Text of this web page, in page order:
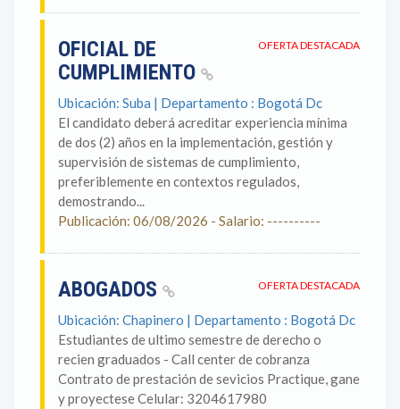
OFERTA DESTACADA
OFICIAL DE
CUMPLIMIENTO
Ubicación: Suba | Departamento : Bogotá Dc
El candidato deberá acreditar experiencia mínima
de dos (2) años en la implementación, gestión y
supervisión de sistemas de cumplimiento,
preferiblemente en contextos regulados,
demostrando...
Publicación: 06/08/2026 - Salario: ----------
OFERTA DESTACADA
ABOGADOS
Ubicación: Chapinero | Departamento : Bogotá Dc
Estudiantes de ultimo semestre de derecho o
recien graduados - Call center de cobranza
Contrato de prestación de sevicios Practique, gane
y proyectese Celular: 3204617980